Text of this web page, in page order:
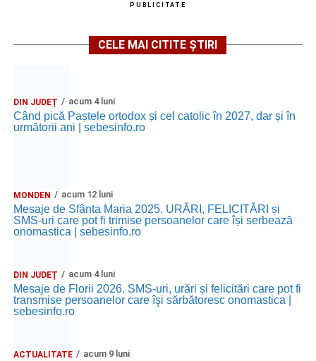
PUBLICITATE
CELE MAI CITITE ȘTIRI
DIN JUDEȚ acum 4 luni
Când pică Paștele ortodox și cel catolic în 2027, dar și în
următorii ani | sebesinfo.ro
MONDEN acum 12 luni
Mesaje de Sfânta Maria 2025. URĂRI, FELICITĂRI și
SMS-uri care pot fi trimise persoanelor care își serbează
onomastica | sebesinfo.ro
DIN JUDEȚ acum 4 luni
Mesaje de Florii 2026. SMS-uri, urări și felicitări care pot fi
transmise persoanelor care îşi sărbătoresc onomastica |
sebesinfo.ro
ACTUALITATE acum 9 luni